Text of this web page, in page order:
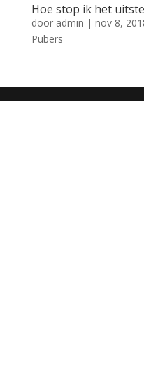
Hoe stop ik het
door admin | nov 8,
Pubers